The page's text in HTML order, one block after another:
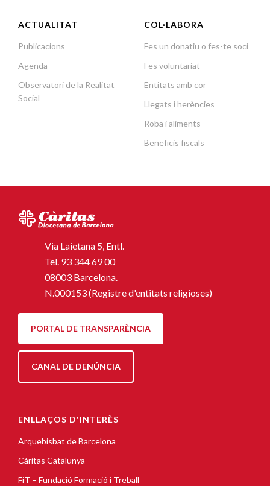
ACTUALITAT
Publicacions
Agenda
Observatori de la Realitat
Social
COL·LABORA
Fes un donatiu o fes-te soci
Fes voluntariat
Entitats amb cor
Llegats i herències
Roba i aliments
Beneficis fiscals
Via Laietana 5, Entl.
Tel. 93 344 69 00
08003 Barcelona.
N.000153 (Registre d'entitats religioses)
PORTAL DE TRANSPARÈNCIA
CANAL DE DENÚNCIA
ENLLAÇOS D'INTERÈS
Arquebisbat de Barcelona
Càritas Catalunya
FiT – Fundació Formació i Treball